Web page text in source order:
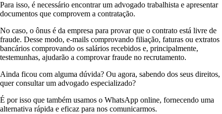
Para isso, é necessário encontrar um advogado trabalhista e apresentar
documentos que comprovem a contratação.
No caso, o ônus é da empresa para provar que o contrato está livre de
fraude. Desse modo, e-mails comprovando filiação, faturas ou extratos
bancários comprovando os salários recebidos e, principalmente,
testemunhas, ajudarão a comprovar fraude no recrutamento.
Ainda ficou com alguma dúvida? Ou agora, sabendo dos seus direitos,
quer consultar um advogado especializado?
É por isso que também usamos o WhatsApp online, fornecendo uma
alternativa rápida e eficaz para nos comunicarmos.